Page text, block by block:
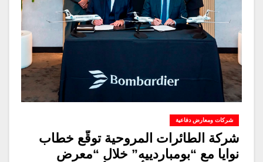
شركات ومعارض دفاعية
شركة الطائرات المروحية توقّع خطاب
نوايا مع “بومباردييه” خلال “معرض